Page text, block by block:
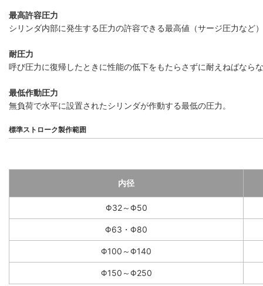
最高許容圧力
シリンダ内部に発生する圧力の許容できる最高値（サージ圧力など
耐圧力
呼び圧力に復帰したときに性能の低下をもたらさずに耐えねばなら
最低作動圧力
無負荷で水平に設置されたシリンダが作動する最低の圧力。
標準ストローク製作範囲
内径
Φ32～Φ50
Φ63・Φ80
Φ100～Φ140
Φ150～Φ250